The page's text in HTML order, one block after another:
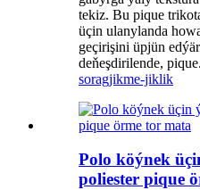
tekiz. Bu pique
üçin ulanylanda
geçirişini üpjün
deňeşdirilende,
soragjikme-jiklik
Polo köýnek
poliester pique